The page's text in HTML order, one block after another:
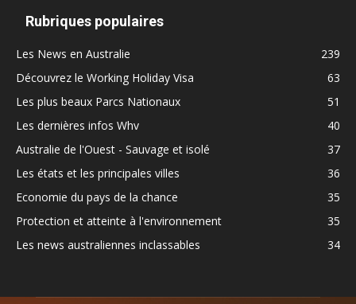
Rubriques populaires
Les News en Australie
239
Découvrez le Working Holiday Visa
63
Les plus beaux Parcs Nationaux
51
Les dernières infos Whv
40
Australie de l'Ouest - Sauvage et isolé
37
Les états et les principales villes
36
Economie du pays de la chance
35
Protection et atteinte à l'environnement
35
Les news australiennes inclassables
34